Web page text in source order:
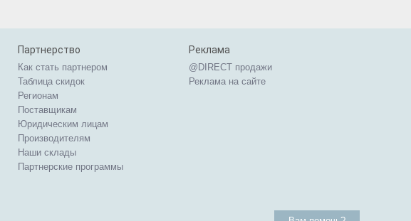
Партнерство
Как стать партнером
Таблица скидок
Регионам
Поставщикам
Юридическим лицам
Производителям
Наши склады
Партнерские программы
Реклама
@DIRECT продажи
Реклама на сайте